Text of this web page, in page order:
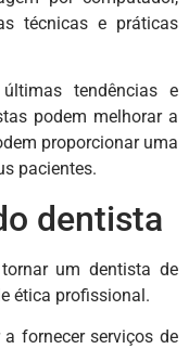
técnicas e práticas
tendências e
podem melhorar a
proporcionar uma
pacientes.
dentista
um dentista de
ética profissional.
fornecer serviços de